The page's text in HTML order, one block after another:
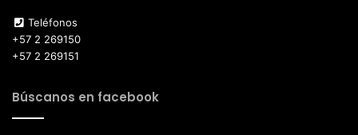
Teléfonos
+57 2 269150
+57 2 269151
Búscanos en facebook